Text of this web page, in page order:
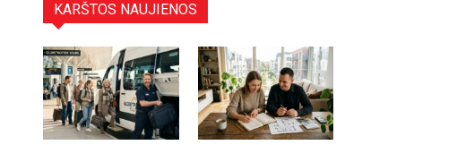
KARŠTOS NAUJIENOS